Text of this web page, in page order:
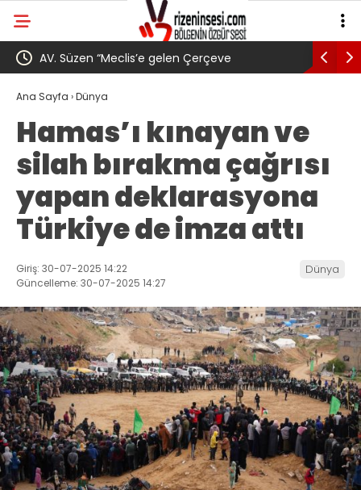
gelen Çerçeve
bir başlangıç için
olmuştur”
YENİ Parti’den Erdoğan’ın
Ana Sayfa ›Dünya
Hamas’ı kınayan ve
silah bırakma çağrısı
yapan deklarasyona
Türkiye de imza attı
Giriş: 30-07-2025 14:22
Güncelleme: 30-07-2025 14:27
Dünya